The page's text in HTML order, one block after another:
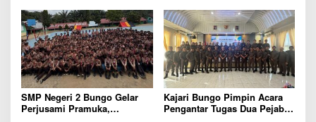
Diminta Segera Bertindak
Dari Panglima TNI dan Mabes
polri Pusat
SMP Negeri 2 Bungo Gelar
Perjusami Pramuka,
Kajari Bungo Pimpin Acara
Pengantar Tugas Dua Pejabat